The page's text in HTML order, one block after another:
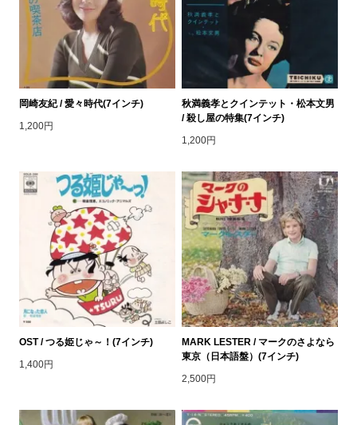
岡崎友紀 / 愛々時代(7インチ)
1,200円
秋満義孝とクインテット・松本文男
/ 殺し屋の特集(7インチ)
1,200円
OST / つる姫じゃ～！(7インチ)
1,400円
MARK LESTER / マークのさよなら
東京（日本語盤）(7インチ)
2,500円